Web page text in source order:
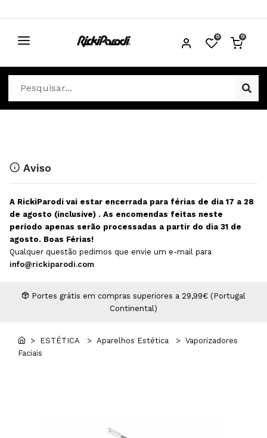
0 0
CABELO
Cosmética Capilar
Equipamentos Elétricos
Escovas e Pente
Extensões
MAN WORLD - Espaço Homem
Professional Wear
Depilação
Descartáveis Estética
Diversos Estética
Equipamentos Depilação
Maquilhagem Profissional
Aviso
A RickiParodi vai estar encerrada para férias de dia 17 a 28
de agosto (inclusive) . As encomendas feitas neste
período apenas serão processadas a partir do dia 31 de
agosto. Boas Férias!
Qualquer questão pedimos que envie um e-mail para
info@rickiparodi.com
Portes grátis em compras superiores a 29,99€ (Portugal
Continental)
> ESTÉTICA > Aparelhos Estética
> Vaporizadores
Faciais